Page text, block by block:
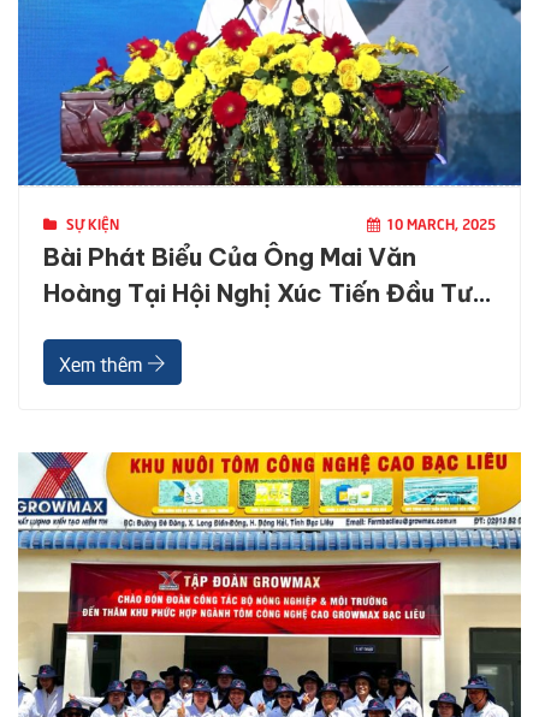
SỰ KIỆN 10 MARCH, 2025
Bài Phát Biểu Của Ông Mai Văn
Hoàng Tại Hội Nghị Xúc Tiến Đầu Tư
Xem thêm